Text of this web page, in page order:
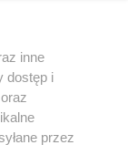
inne
dostęp i
przez